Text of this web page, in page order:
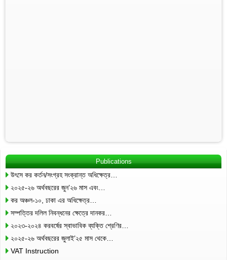
Publications
উৎসে কর কর্তন/সংগ্রহ সংক্রান্ত অধিক্ষেত্র…
২০২৫-২৬ অর্থবছরের জুন’২৬ মাস এবং…
কর অঞ্চল-১০, ঢাকা এর অধিক্ষেত্র…
সম্পত্তির দলিল নিবন্ধনের ক্ষেত্রে দানকর…
২০২৩-২০২৪ করবর্ষের স্বাভাবিক ব্যক্তি শ্রেণির…
২০২৫-২৬ অর্থবছরের জুলাই’২৫ মাস থেকে…
VAT Instruction